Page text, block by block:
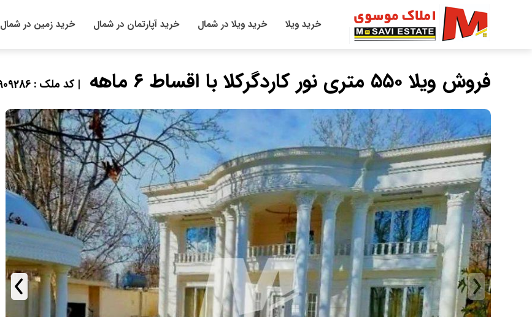
خرید ویلا خرید ویلا در شمال خرید آپارتمان در شمال خرید زمین در شمال
فروش ویلا ۵۵۰ متری نور کاردگرکلا با اقساط ۶ ماهه | کد ملک : 909286